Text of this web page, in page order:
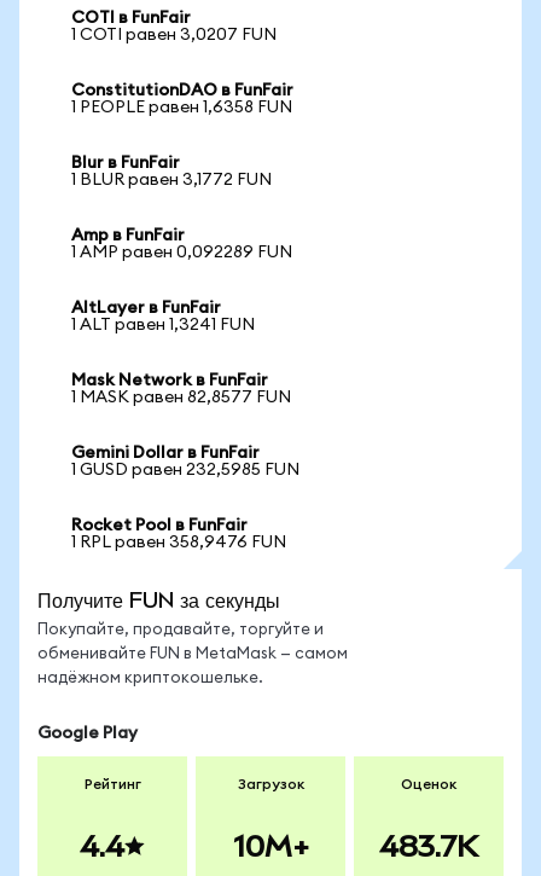
COTI в FunFair
1 COTI равен 3,0207 FUN
ConstitutionDAO в FunFair
1 PEOPLE равен 1,6358 FUN
Blur в FunFair
1 BLUR равен 3,1772 FUN
Amp в FunFair
1 AMP равен 0,092289 FUN
AltLayer в FunFair
1 ALT равен 1,3241 FUN
Mask Network в FunFair
1 MASK равен 82,8577 FUN
Gemini Dollar в FunFair
1 GUSD равен 232,5985 FUN
Rocket Pool в FunFair
1 RPL равен 358,9476 FUN
Получите FUN за секунды
Покупайте, продавайте, торгуйте и
обменивайте FUN в MetaMask — самом
надёжном криптокошельке.
Google Play
Рейтинг
4.4
Загрузок
10M+
Оценок
483.7K